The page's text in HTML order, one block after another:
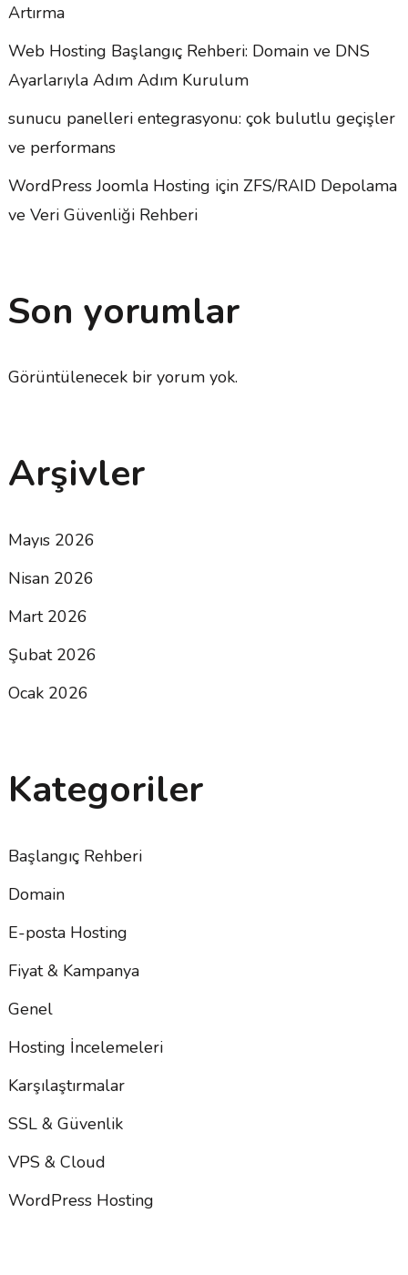
Artırma
Web Hosting Başlangıç Rehberi: Domain ve DNS
Ayarlarıyla Adım Adım Kurulum
sunucu panelleri entegrasyonu: çok bulutlu geçişler
ve performans
WordPress Joomla Hosting için ZFS/RAID Depolama
ve Veri Güvenliği Rehberi
Son yorumlar
Görüntülenecek bir yorum yok.
Arşivler
Mayıs 2026
Nisan 2026
Mart 2026
Şubat 2026
Ocak 2026
Kategoriler
Başlangıç Rehberi
Domain
E-posta Hosting
Fiyat & Kampanya
Genel
Hosting İncelemeleri
Karşılaştırmalar
SSL & Güvenlik
VPS & Cloud
WordPress Hosting